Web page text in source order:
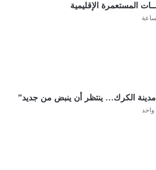
المستعمرة الإقليمية
الكرك… ينتظر أن ينبض من جديد”